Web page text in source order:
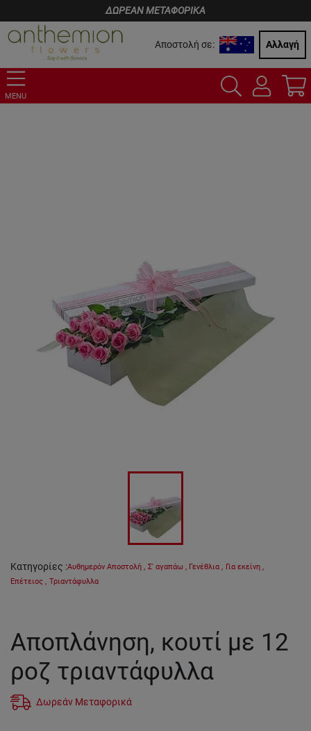
ΔΩΡΕΑΝ ΜΕΤΑΦΟΡΙΚΑ
Αποστολή σε: Αλλαγή
MENU
Κατηγορίες :Αυθημερόν Αποστολή , Σ' αγαπάω , Γενέθλια , Για εκείνη ,
Επέτειος , Τριαντάφυλλα
Αποπλάνηση, κουτί με 12
ροζ τριαντάφυλλα
Δωρεάν Μεταφορικά